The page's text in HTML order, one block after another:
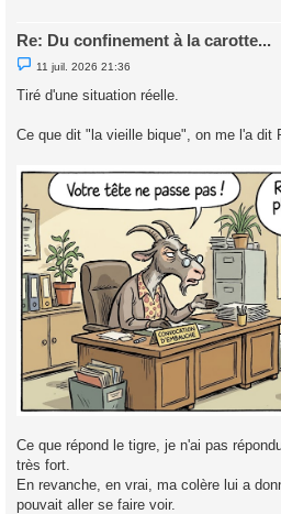
Re: Du confinement à la carotte...
M
e
s
s
e
u
11 juil. 2026 21:36
Tiré d'une situation réelle.
Ce que dit "la vieille bique", on me l'a dit
Ce que répond le tigre, je n'ai pas
très fort.
En revanche, en vrai, ma colère lui a
pouvait aller se faire voir.